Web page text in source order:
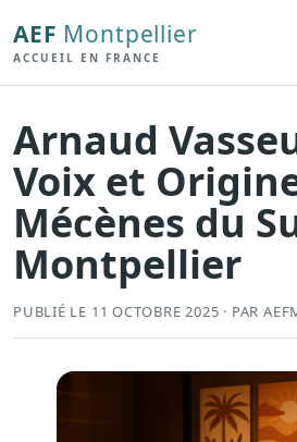
AEF Montpellier
ACCUEIL EN FRANCE
Arnaud
Voix et
Mécènes du
Montpellier
PUBLIÉ LE 11 OCTOBRE 2025 · PAR